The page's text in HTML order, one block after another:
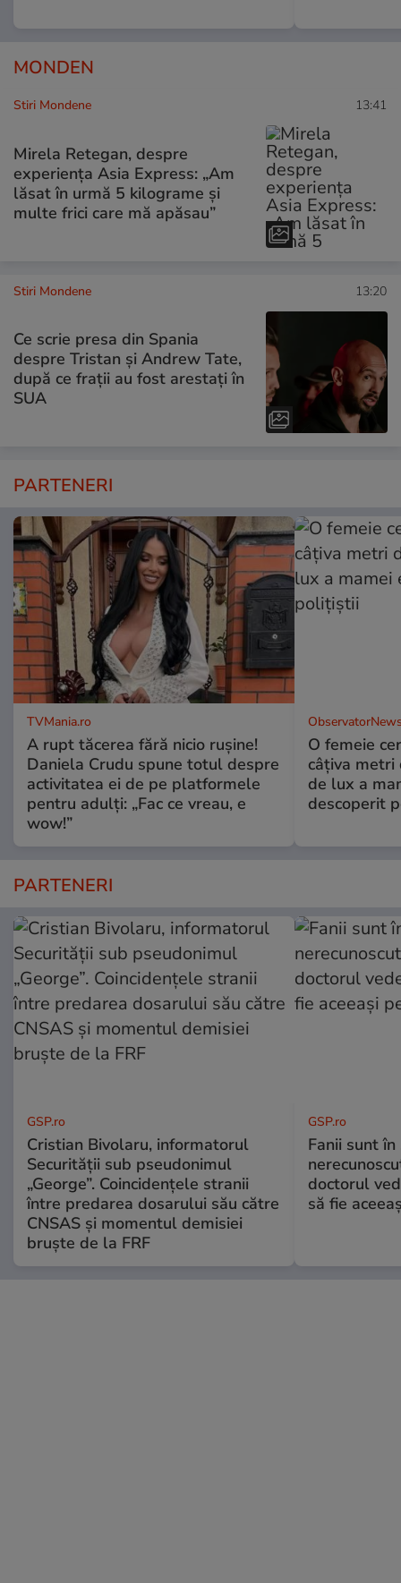
MONDEN
Stiri Mondene 13:41
Mirela Retegan, despre
experiența Asia Express: „Am
lăsat în urmă 5 kilograme și
multe frici care mă apăsau”
Stiri Mondene 13:20
Ce scrie presa din Spania
despre Tristan și Andrew Tate,
după ce frații au fost arestați în
SUA
PARTENERI
TVMania.ro
A rupt tăcerea fără nicio rușine!
Daniela Crudu spune totul despre
activitatea ei de pe platformele
pentru adulți: „Fac ce vreau, e
wow!”
O femeie
câţiva metri
de lux a
descoperit
PARTENERI
GSP.ro
Cristian Bivolaru, informatorul
Securității sub pseudonimul
„George”. Coincidențele stranii
între predarea dosarului său către
CNSAS și momentul demisiei
bruște de la FRF
GSP.ro
Fanii sunt în
doctorul
să fie